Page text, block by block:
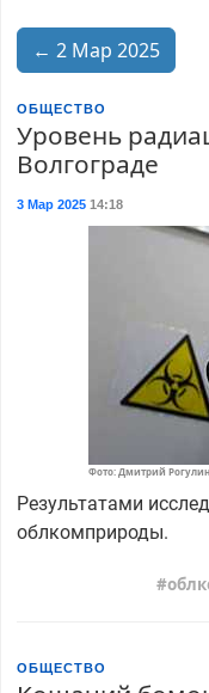
← 2 Мар 2025
ОБЩЕСТВО
Уровень
Волгограде
3 Мар 202514:18
Фото: Дмитрий
Результатами
облкомприроды.
ОБЩЕСТВО